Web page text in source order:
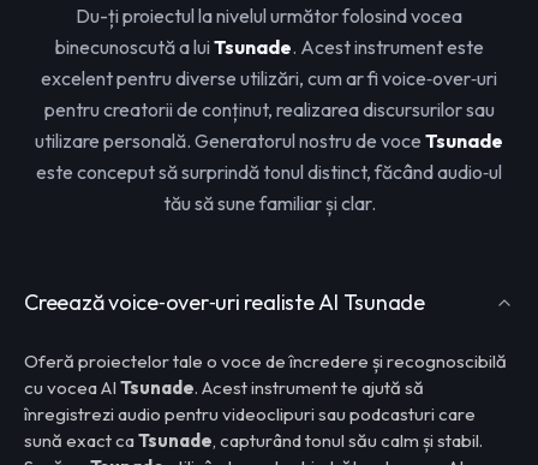
Du-ți proiectul la nivelul următor folosind vocea
binecunoscută a luiTsunade. Acest instrument este
excelent pentru diverse utilizări, cum ar fi voice‑over‑uri
pentru creatorii de conținut, realizarea discursurilor sau
utilizare personală. Generatorul nostru de voce Tsunade
este conceput să surprindă tonul distinct, făcând audio‑ul
tău să sune familiar și clar.
Creează voice‑over‑uri realiste AI Tsunade
Oferă proiectelor tale o voce de încredere și recognoscibilă
cu vocea AI Tsunade. Acest instrument te ajută să
înregistrezi audio pentru videoclipuri sau podcasturi care
sună exact caTsunade, capturând tonul său calm și stabil.